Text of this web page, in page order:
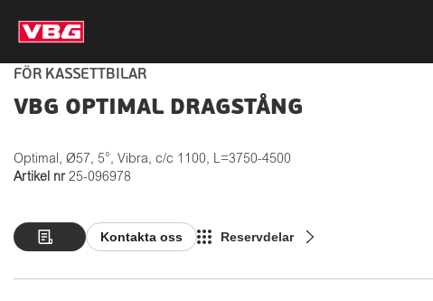
FÖR KASSETTBILAR
VBG OPTIMAL DRAGSTÅNG
Optimal, Ø57, 5°, Vibra, c/c 1100, L=3750-4500
Artikel nr 25-096978
Kontakta oss Reservdelar